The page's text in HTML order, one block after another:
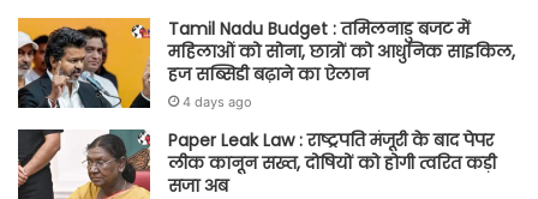
Tamil Nadu Budget : तमिलनाडु बजट में
महिलाओं को सोना, छात्रों को आधुनिक साइकिल,
हज सब्सिडी बढ़ाने का ऐलान
4 days ago
Paper Leak Law : राष्ट्रपति मंजूरी के बाद पेपर
लीक कानून सख्त, दोषियों को होगी त्वरित कड़ी
सजा अब